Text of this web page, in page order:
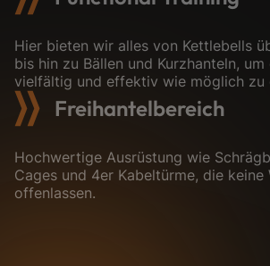
Hier bieten wir alles von Kettlebells
bis hin zu Bällen und Kurzhanteln,
vielfältig und effektiv wie möglich zu
Freihantelbereich
Hochwertige Ausrüstung wie
Cages und 4er Kabeltürme, die keine
offenlassen.